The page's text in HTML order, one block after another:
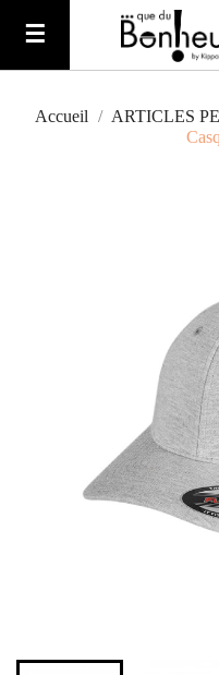
Basculer
☰
Accueil ARTICLES